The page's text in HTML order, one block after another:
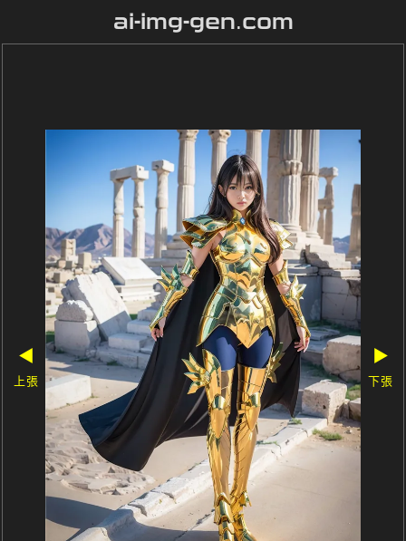
ai-img-gen.com
◀
上張
▶
下張